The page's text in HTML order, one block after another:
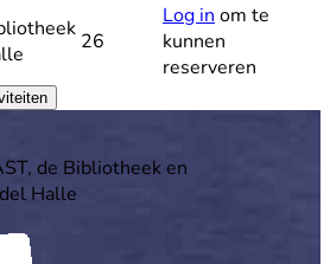
26
Log in om te
kunnen
reserveren
de Bibliotheek en
Halle